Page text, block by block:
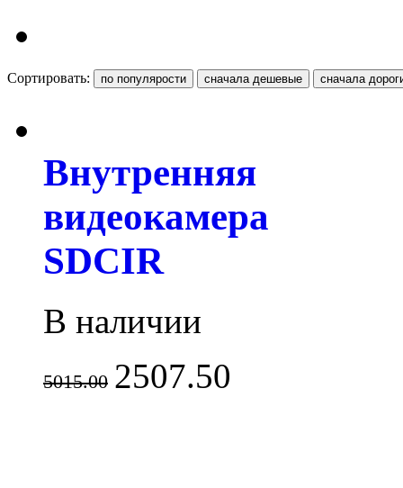
Сортировать:
Внутренняя
видеокамера
SDCIR
В наличии
5015.00 2507.50